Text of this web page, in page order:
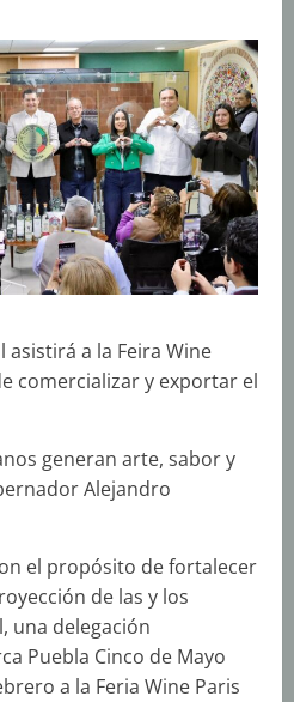
a la Feira Wine
comercializar y exportar el
generan arte, sabor y
Alejandro
el propósito de fortalecer
de las y los
una delegación
Puebla Cinco de Mayo
a la Feria Wine Paris